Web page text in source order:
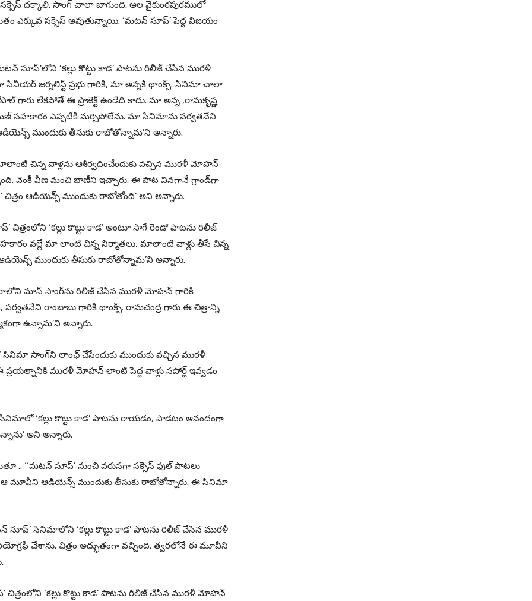
దక్కాలి. సాంగ్ చాలా బాగుంది. అల వైకుంఠపురములో
ఎక్కువ సక్సెస్ అవుతున్నాయి. ‘మటన్ సూప్’ పెద్ద విజయం
సూప్’లోని ‘కల్లు కొట్టు కాడ’ పాటను రిలీజ్ చేసిన మురళీ
జర్నలిస్ట్ ప్రభు గారికి, మా అన్నకి థాంక్స్. సినిమా చాలా
గారు లేకపోతే ఈ ప్రాజెక్ట్ ఉండేది కాదు. మా అన్న ,రామకృష్ణ
సహకారం ఎప్పటికీ మర్చిపోలేను. మా సినిమాను పర్వతనేని
ముందుకు తీసుకు రాబోతోన్నామ’ని అన్నారు.
చిన్న వాళ్లను ఆశీర్వదించేందుకు వచ్చిన మురళీ మోహన్
వెంకీ వీణ మంచి బాణీని ఇచ్చారు. ఈ పాట వినగానే గ్రాండ్‌గా
ఆడియెన్స్ ముందుకు రాబోతోంది’ అని అన్నారు.
చిత్రంలోని ‘కల్లు కొట్టు కాడ’ అంటూ సాగే రెండో పాటను రిలీజ్
వల్లే మా లాంటి చిన్న నిర్మాతలు, మాలాంటి వాళ్లు తీసే చిన్న
ముందుకు తీసుకు రాబోతోన్నామ’ని అన్నారు.
మాస్ సాంగ్‌ను రిలీజ్ చేసిన మురళీ మోహన్ గారికి
రాంబాబు గారికి థాంక్స్. రామచంద్ర గారు ఈ చిత్రాన్ని
ఉన్నామ’ని అన్నారు.
సినిమా సాంగ్‌ని లాంఛ్ చేసేందుకు ముందుకు వచ్చిన మురళీ
మురళీ మోహన్ లాంటి పెద్ద వాళ్లు సపోర్ట్ ఇవ్వడం
‘కల్లు కొట్టు కాడ’ పాటను రాయడం, పాడటం ఆనందంగా
అని అన్నారు.
.. ‘‘మటన్ సూప్’ నుంచి వరుసగా సక్సెస్ ఫుల్ పాటలు
మూవీని ఆడియెన్స్ ముందుకు తీసుకు రాబోతోన్నారు. ఈ సినిమా
సినిమాలోని ‘కల్లు కొట్టు కాడ’ పాటను రిలీజ్ చేసిన మురళీ
చేశాను. చిత్రం అద్భుతంగా వచ్చింది. త్వరలోనే ఈ మూవీని
చిత్రంలోని ‘కల్లు కొట్టు కాడ’ పాటను రిలీజ్ చేసిన మురళీ మోహన్